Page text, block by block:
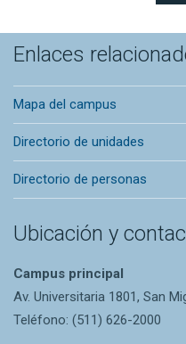
Enlaces
Mapa del campus
Directorio de unidades
Directorio de personas
Ubicación y
Campus principal
Av. Universitaria 1801, San
Teléfono: (511) 626-2000